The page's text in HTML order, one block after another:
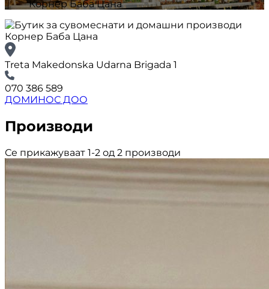
Корнер Баба Цана
Treta Makedonska Udarna Brigada 1
070 386 589
ДОМИНОС ДОО
Производи
Се прикажуваат 1-2 од 2 производи